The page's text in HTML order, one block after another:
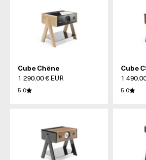
Cube Chêne
Prix de vente
1 290.00 € EUR
5.0
Cube
Prix de
1
5.0